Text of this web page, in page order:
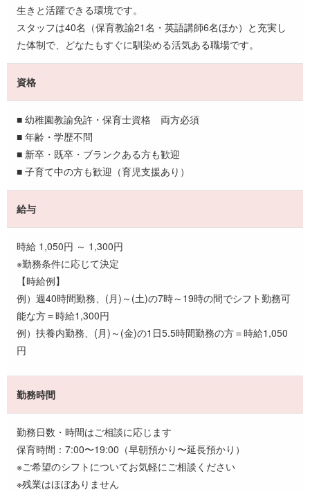
生きと活躍できる環境です。
スタッフは40名（保育教諭21名・英語講師6名ほか）と充実し
た体制で、どなたもすぐに馴染める活気ある職場です。
資格
■ 幼稚園教諭免許・保育士資格 両方必須
■ 年齢・学歴不問
■ 新卒・既卒・ブランクある方も歓迎
■ 子育て中の方も歓迎（育児支援あり）
給与
時給 1,050円 ～ 1,300円
※勤務条件に応じて決定
【時給例】
例）週40時間勤務、(月)～(土)の7時～19時の間でシフト勤務可
能な方＝時給1,300円
例）扶養内勤務、(月)～(金)の1日5.5時間勤務の方＝時給1,050
円
勤務時間
勤務日数・時間はご相談に応じます
保育時間：7:00〜19:00（早朝預かり〜延長預かり）
※ご希望のシフトについてお気軽にご相談ください
※残業はほぼありません